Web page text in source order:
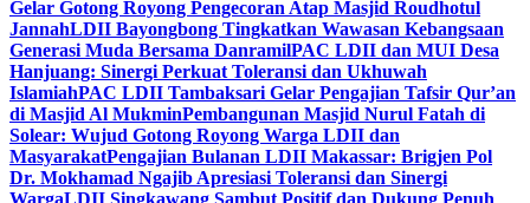
Gelar Gotong Royong Pengecoran Atap Masjid Roudhotul
JannahLDII Bayongbong Tingkatkan Wawasan Kebangsaan
Generasi Muda Bersama DanramilPAC LDII dan MUI Desa
Hanjuang: Sinergi Perkuat Toleransi dan Ukhuwah
IslamiahPAC LDII Tambaksari Gelar Pengajian Tafsir Qur’an
di Masjid Al MukminPembangunan Masjid Nurul Fatah di
Solear: Wujud Gotong Royong Warga LDII dan
MasyarakatPengajian Bulanan LDII Makassar: Brigjen Pol
Dr. Mokhamad Ngajib Apresiasi Toleransi dan Sinergi